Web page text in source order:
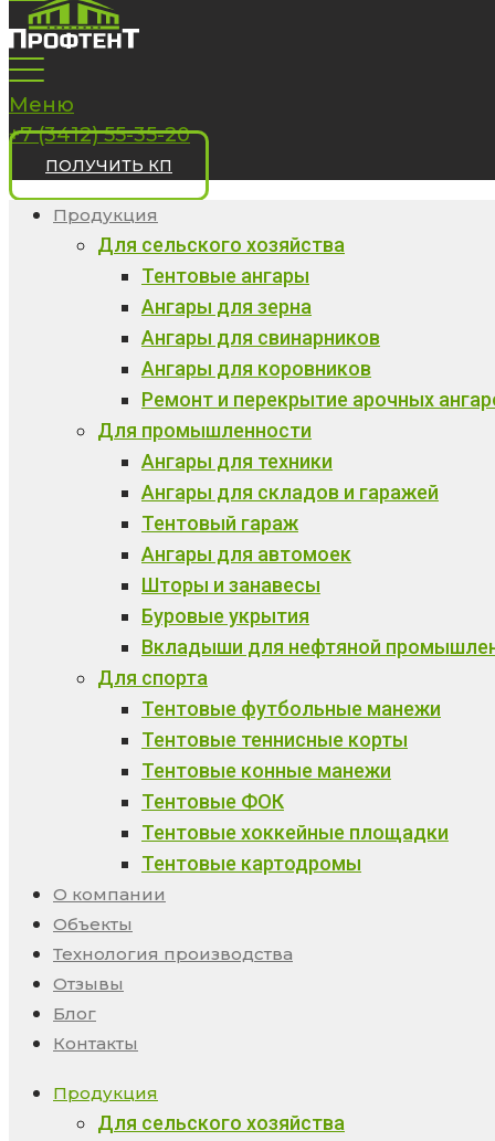
Меню
+7 (3412) 55-35-20
ПОЛУЧИТЬ КП
Продукция
Для сельского хозяйства
Тентовые ангары
Ангары для зерна
Ангары для свинарников
Ангары для коровников
Ремонт и перекрытие арочных
Для промышленности
Ангары для техники
Ангары для складов и гаражей
Тентовый гараж
Ангары для автомоек
Шторы и занавесы
Буровые укрытия
Вкладыши для нефтяной
Для спорта
Тентовые футбольные манежи
Тентовые теннисные корты
Тентовые конные манежи
Тентовые ФОК
Тентовые хоккейные площадки
Тентовые картодромы
О компании
Объекты
Технология производства
Отзывы
Блог
Контакты
Продукция
Для сельского хозяйства